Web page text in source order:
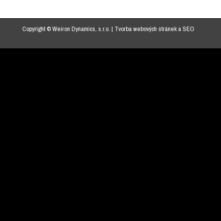
Copyright © Weiron Dynamics, s.r.o. | Tvorba webových stráneka SEO